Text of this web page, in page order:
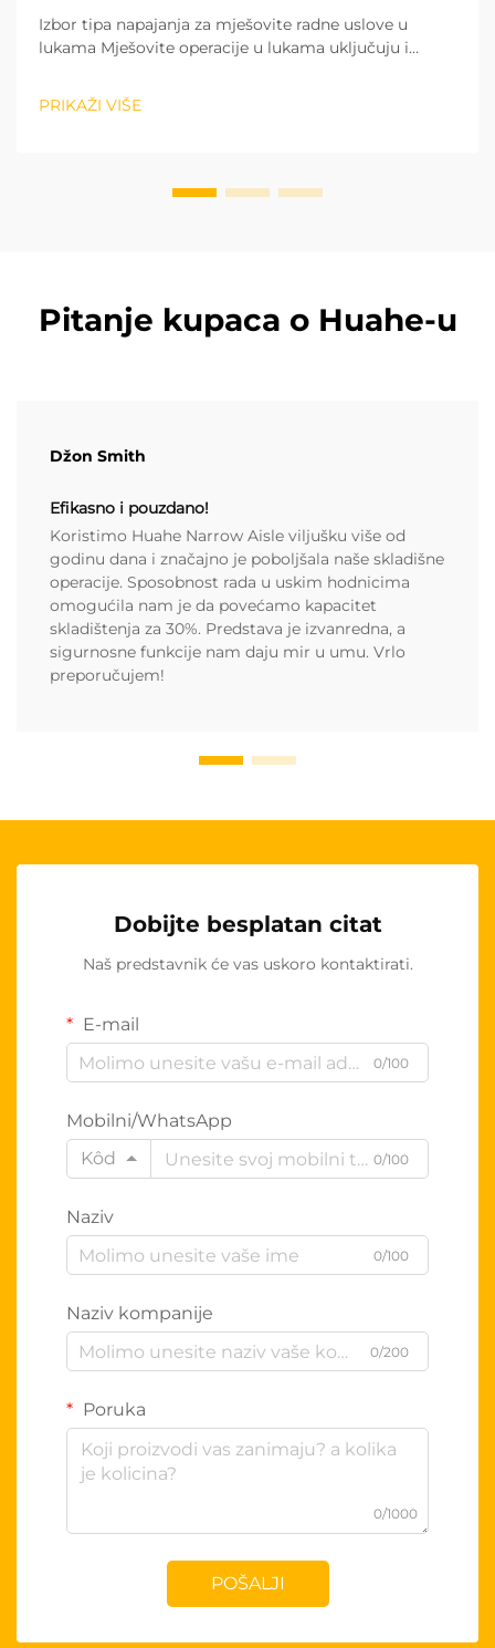
Izbor tipa napajanja za mješovite radne uslove u
lukama Mješovite operacije u lukama uključuju i
utovar i istovar tereta na otvorenom dvorištu. To čini
tip snage prvim faktorom prilikom izbora viljuškara....
PRIKAŽI VIŠE
Pitanje kupaca o Huahe-u
Džon Smith
Efikasno i pouzdano!
Koristimo Huahe Narrow Aisle viljušku više od
godinu dana i značajno je poboljšala naše skladišne
operacije. Sposobnost rada u uskim hodnicima
omogućila nam je da povećamo kapacitet
skladištenja za 30%. Predstava je izvanredna, a
sigurnosne funkcije nam daju mir u umu. Vrlo
preporučujem!
Dobijte besplatan citat
Naš predstavnik će vas uskoro kontaktirati.
E-mail
0/100
Mobilni/WhatsApp
Kôd
0/100
Naziv
0/100
Naziv kompanije
0/200
Poruka
0/1000
POŠALJI